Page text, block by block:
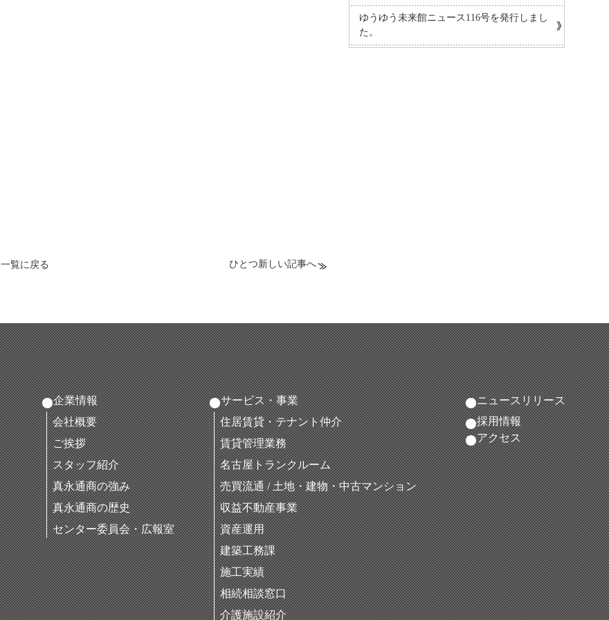
一覧に戻る ひとつ新しい記事へ
ゆうゆう未来館ニュース116号を発行しまし
た。
企業情報
会社概要
ご挨拶
スタッフ紹介
真永通商の強み
真永通商の歴史
センター委員会・広報室
サービス・事業
住居賃貸・テナント仲介
賃貸管理業務
名古屋トランクルーム
売買流通 / 土地・建物・中古マンション
収益不動産事業
資産運用
建築工務課
施工実績
相続相談窓口
介護施設紹介
ニュースリリース
採用情報
アクセス